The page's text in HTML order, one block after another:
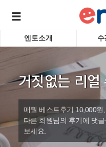
학습도우미 G1
바로가기
엔토소개 수
거짓없는 리얼
매월 베스트후기 10,000원
다른 회원님의 후기에 댓
보세요.